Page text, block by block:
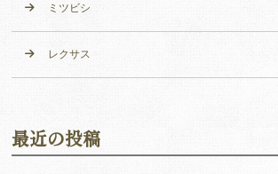
ミツビシ
レクサス
最近の投稿